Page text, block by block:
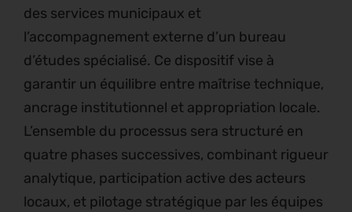
des services municipaux et
l’accompagnement externe d’un bureau
d’études spécialisé. Ce dispositif vise à
garantir un équilibre entre maîtrise technique,
ancrage institutionnel et appropriation locale.
L’ensemble du processus sera structuré en
quatre phases successives, combinant rigueur
analytique, participation active des acteurs
locaux, et pilotage stratégique par les équipes